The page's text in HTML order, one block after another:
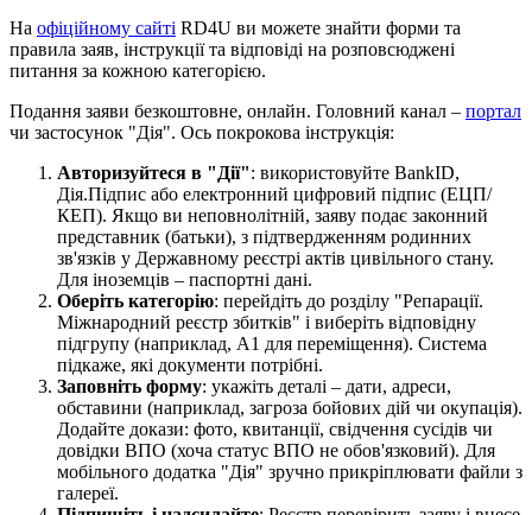
На офіційному сайті RD4U ви можете знайти форми та
правила заяв, інструкції та відповіді на розповсюджені
питання за кожною категорією.
Подання заяви безкоштовне, онлайн. Головний канал – портал
чи застосунок "Дія". Ось покрокова інструкція:
Авторизуйтеся в "Дії": використовуйте BankID,
Дія.Підпис або електронний цифровий підпис (ЕЦП/
КЕП). Якщо ви неповнолітній, заяву подає законний
представник (батьки), з підтвердженням родинних
зв'язків у Державному реєстрі актів цивільного стану.
Для іноземців – паспортні дані.
Оберіть категорію: перейдіть до розділу "Репарації.
Міжнародний реєстр збитків" і виберіть відповідну
підгрупу (наприклад, A1 для переміщення). Система
підкаже, які документи потрібні.
Заповніть форму: укажіть деталі – дати, адреси,
обставини (наприклад, загроза бойових дій чи окупація).
Додайте докази: фото, квитанції, свідчення сусідів чи
довідки ВПО (хоча статус ВПО не обов'язковий). Для
мобільного додатка "Дія" зручно прикріплювати файли з
галереї.